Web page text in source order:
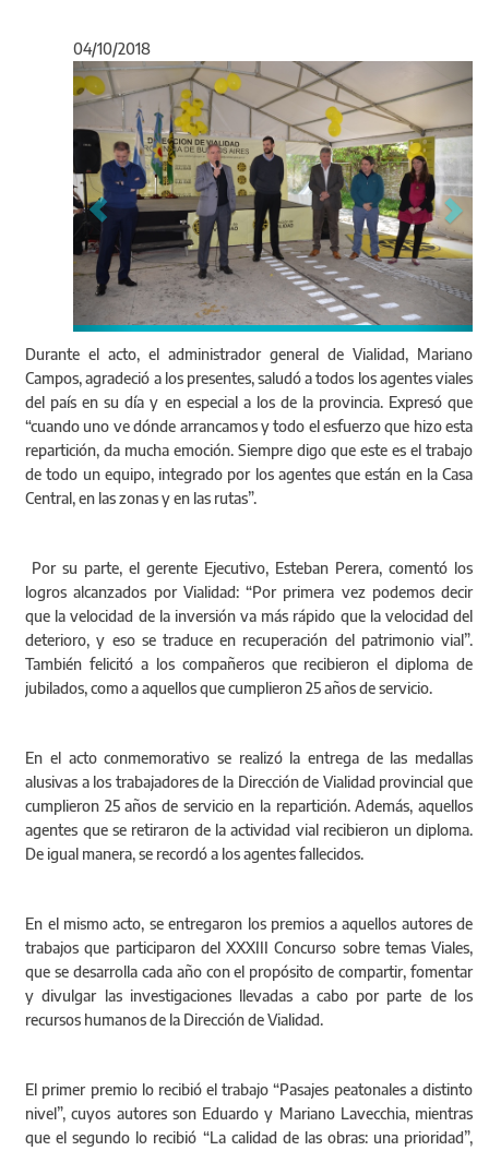
04/10/2018
Anterior
Durante el acto, el administrador general de Vialidad, Mariano
Campos, agradeció a los presentes, saludó a todos los agentes viales
del país en su día y en especial a los de la provincia. Expresó que
“cuando uno ve dónde arrancamos y todo el esfuerzo que hizo esta
repartición, da mucha emoción. Siempre digo que este es el trabajo
de todo un equipo, integrado por los agentes que están en la Casa
Central, en las zonas y en las rutas”.
Por su parte, el gerente Ejecutivo, Esteban Perera, comentó los
logros alcanzados por Vialidad: “Por primera vez podemos decir
que la velocidad de la inversión va más rápido que la velocidad del
deterioro, y eso se traduce en recuperación del patrimonio vial”.
También felicitó a los compañeros que recibieron el diploma de
jubilados, como a aquellos que cumplieron 25 años de servicio.
En el acto conmemorativo se realizó la entrega de las medallas
alusivas a los trabajadores de la Dirección de Vialidad provincial que
cumplieron 25 años de servicio en la repartición. Además, aquellos
agentes que se retiraron de la actividad vial recibieron un diploma.
De igual manera, se recordó a los agentes fallecidos.
En el mismo acto, se entregaron los premios a aquellos autores de
trabajos que participaron del XXXIII Concurso sobre temas Viales,
que se desarrolla cada año con el propósito de compartir, fomentar
y divulgar las investigaciones llevadas a cabo por parte de los
recursos humanos de la Dirección de Vialidad.
El primer premio lo recibió el trabajo “Pasajes peatonales a distinto
nivel”, cuyos autores son Eduardo y Mariano Lavecchia, mientras
que el segundo lo recibió “La calidad de las obras: una prioridad”,